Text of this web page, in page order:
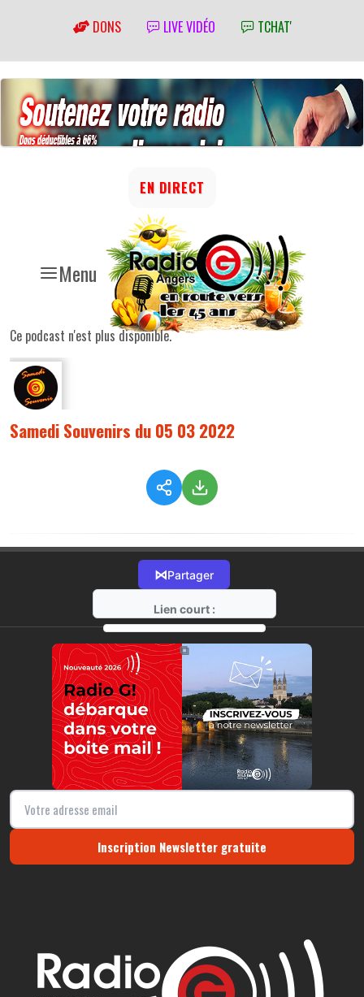
DONS LIVE VIDÉO TCHAT'
Menu
EN DIRECT
Ce podcast n'est plus disponible.
Samedi Souvenirs du 05 03 2022
⋈Partager
Lien court :
https://radio-g.fr?7765
⧉
Inscription Newsletter gratuite